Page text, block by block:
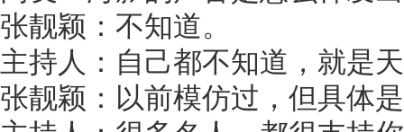
张靓颖：不知道。
主持人：自己都不知道，就是
张靓颖：以前模仿过，但具体